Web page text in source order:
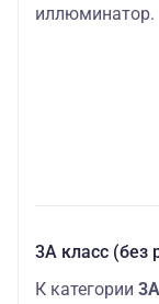
иллюминатор.
3А класс (без
К категории